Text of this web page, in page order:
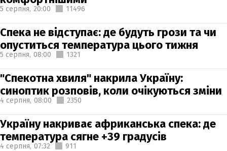
5 серпня, 20:00 11496
Спека не відступає: де будуть грози та чи
опуститься температура цього тижня
5 серпня, 08:00 1321
"Спекотна хвиля" накрила Україну:
синоптик розповів, коли очікуються зміни
4 серпня, 08:00 2350
Україну накриває африканська спека: де
температура сягне +39 градусів
4 серпня, 07:32 911